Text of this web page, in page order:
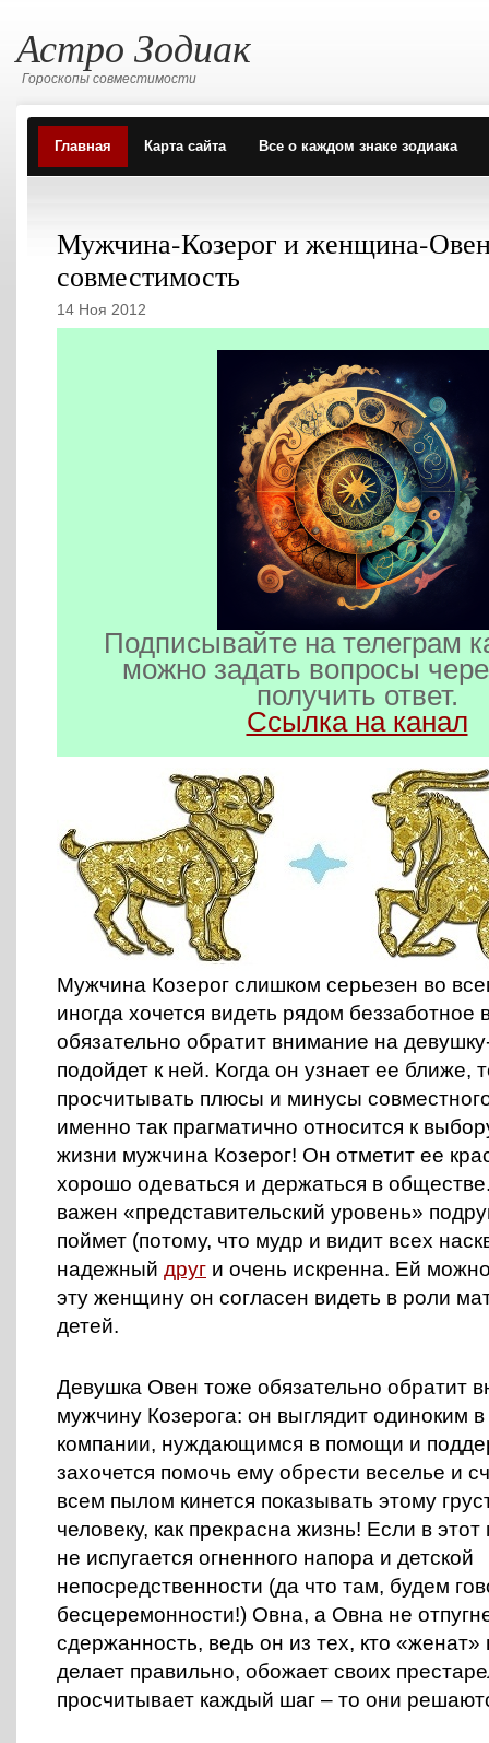
Астро Зодиак
Гороскопы совместимости
Главная Карта сайта Все о каждом знаке зодиака
Мужчина-Козерог и женщина-
совместимость
14 Ноя 2012
Подписывайте на телеграм
можно задать вопросы
получить ответ.
Ссылка на канал
Мужчина Козерог слишком серьезен во
иногда хочется видеть рядом беззаботное
обязательно обратит внимание на
подойдет к ней. Когда он узнает ее ближе,
просчитывать плюсы и минусы
именно так прагматично относится к
жизни мужчина Козерог! Он отметит ее
хорошо одеваться и держаться в
важен «представительский уровень»
поймет (потому, что мудр и видит всех
надежный друг и очень искренна. Ей
эту женщину он согласен видеть в роли
детей.
Девушка Овен тоже обязательно обратит
мужчину Козерога: он выглядит одиноким
компании, нуждающимся в помощи и
захочется помочь ему обрести веселье и
всем пылом кинется показывать этому
человеку, как прекрасна жизнь! Если в
не испугается огненного напора и детской
непосредственности (да что там, будем
бесцеремонности!) Овна, а Овна не
сдержанность, ведь он из тех, кто «женат»
делает правильно, обожает своих
просчитывает каждый шаг – то они